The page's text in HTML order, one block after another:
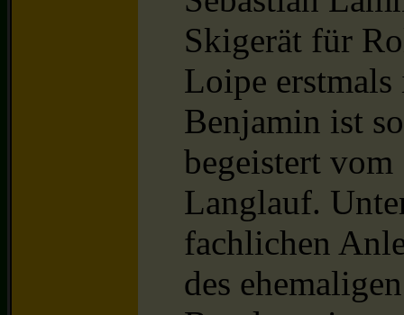
Skigerät für
Loipe
Benjamin ist
begeistert vom
Langlauf.
fachlichen
des ehemaligen